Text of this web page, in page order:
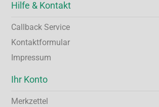
Hilfe & Kontakt
Callback Service
Kontaktformular
Impressum
Ihr Konto
Merkzettel